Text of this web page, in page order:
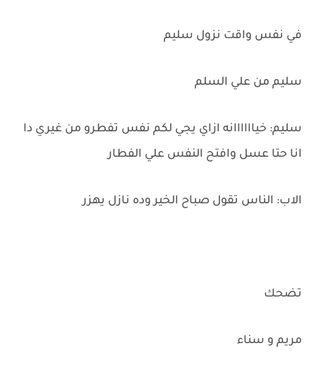
في نفس واقت نزول سليم
سليم من علي السلم
سليم: خياااااانه ازاي يجي لكم نفس تفطرو من غيري دا
انا حتا عسل وافتح النفس علي الفطار
الاب: الناس تقول صباح الخير وده نازل يهزر
تضحك
مريم و سناء